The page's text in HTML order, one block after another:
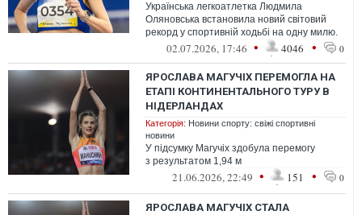
Українська легкоатлетка Людмила
Оляновська встановила новий світовий
рекорд у спортивній ходьбі на одну милю.
02.07.2026, 17:46 • 4046 • 0
ЯРОСЛАВА МАГУЧІХ ПЕРЕМОГЛА НА
ЕТАПІ КОНТИНЕНТАЛЬНОГО ТУРУ В
НІДЕРЛАНДАХ
Категорія: Новини спорту: свіжі спортивні
новини
У підсумку Магучіх здобула перемогу
з результатом 1,94 м
21.06.2026, 22:49 • 151 • 0
ЯРОСЛАВА МАГУЧІХ СТАЛА